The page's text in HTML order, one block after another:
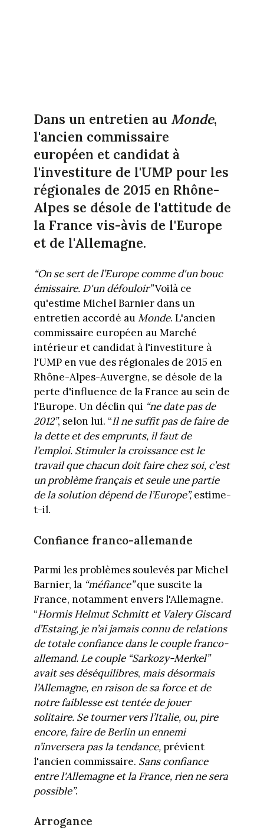
Dans un entretien au Monde,
l'ancien commissaire
européen et candidat à
l'investiture de l'UMP pour les
régionales de 2015 en Rhône-
Alpes se désole de l'attitude de
la France vis-àvis de l'Europe
et de l'Allemagne.
“On se sert de l’Europe comme d'un bouc
émissaire. D'un défouloir”Voilà ce
qu'estime Michel Barnier dans un
entretien accordé auMonde. L'ancien
commissaire européen au Marché
intérieur et candidat à l'investiture à
l'UMP en vue des régionales de 2015 en
Rhône-Alpes-Auvergne, se désole de la
perte d'influence de la France au sein de
l'Europe. Un déclin qui “ne date pas de
2012”, selon lui. “Il ne suffit pas de faire de
la dette et des emprunts, il faut de
l’emploi. Stimuler la croissance est le
travail que chacun doit faire chez soi, c’est
un problème français et seule une partie
de la solution dépend de l’Europe”,estime-
t-il.
Confiance franco-allemande
Parmi les problèmes soulevés par Michel
Barnier, la “méfiance”que suscite la
France, notamment envers l'Allemagne.
“Hormis Helmut Schmitt et Valery Giscard
d’Estaing, je n’ai jamais connu de relations
de totale confiance dans le couple franco-
allemand. Le couple “Sarkozy-Merkel”
avait ses déséquilibres, mais désormais
l’Allemagne, en raison de sa force et de
notre faiblesse est tentée de jouer
solitaire. Se tourner vers l’Italie, ou, pire
encore, faire de Berlin un ennemi
n’inversera pas la tendance, prévient
l'ancien commissaire. Sans confiance
entre l'Allemagne et la France, rien ne sera
possible”.
Arrogance